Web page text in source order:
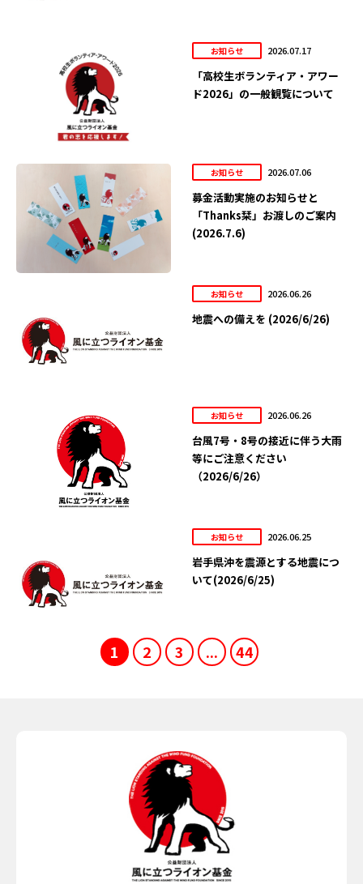
お知らせ 2026.07.17
「高校生ボランティア・アワー
ド2026」の一般観覧について
お知らせ 2026.07.06
募金活動実施のお知らせと
「Thanks栞」お渡しのご案内
(2026.7.6)
お知らせ 2026.06.26
地震への備えを (2026/6/26)
お知らせ 2026.06.26
台風7号・8号の接近に伴う大雨
等にご注意ください
（2026/6/26）
お知らせ 2026.06.25
岩手県沖を震源とする地震につ
いて(2026/6/25)
1 2 3 ... 44